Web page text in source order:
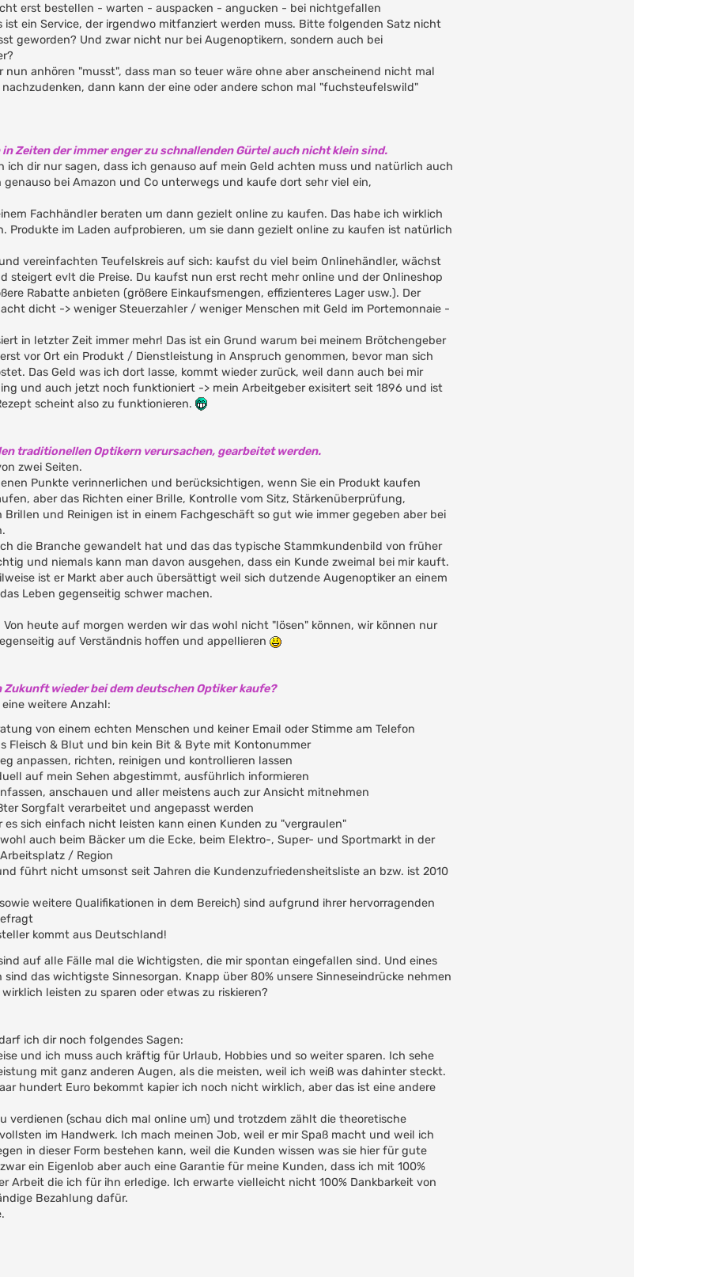
erst bestellen - warten - auspacken - angucken - bei nichtgefallen
ein Service, der irgendwo mitfanziert werden muss. Bitte folgenden Satz nicht
geworden? Und zwar nicht nur bei Augenoptikern, sondern auch bei
anhören "musst", dass man so teuer wäre ohne aber anscheinend nicht mal
dann kann der eine oder andere schon mal "fuchsteufelswild"
Zeiten der immer enger zu schnallenden Gürtel auch nicht klein sind.
ich dir nur sagen, dass ich genauso auf mein Geld achten muss und natürlich auch
bei Amazon und Co unterwegs und kaufe dort sehr viel ein,
Fachhändler beraten um dann gezielt online zu kaufen. Das habe ich wirklich
Produkte im Laden aufprobieren, um sie dann gezielt online zu kaufen ist natürlich
vereinfachten Teufelskreis auf sich: kaufst du viel beim Onlinehändler, wächst
steigert evlt die Preise. Du kaufst nun erst recht mehr online und der Onlineshop
Rabatte anbieten (größere Einkaufsmengen, effizienteres Lager usw.). Der
dicht -> weniger Steuerzahler / weniger Menschen mit Geld im Portemonnaie -
in letzter Zeit immer mehr! Das ist ein Grund warum bei meinem Brötchengeber
vor Ort ein Produkt / Dienstleistung in Anspruch genommen, bevor man sich
Das Geld was ich dort lasse, kommt wieder zurück, weil dann auch bei mir
und auch jetzt noch funktioniert -> mein Arbeitgeber exisitert seit 1896 und ist
scheint also zu funktionieren.
traditionellen Optikern verursachen, gearbeitet werden.
zwei Seiten.
Punkte verinnerlichen und berücksichtigen, wenn Sie ein Produkt kaufen
aber das Richten einer Brille, Kontrolle vom Sitz, Stärkenüberprüfung,
und Reinigen ist in einem Fachgeschäft so gut wie immer gegeben aber bei
die Branche gewandelt hat und das das typische Stammkundenbild von früher
und niemals kann man davon ausgehen, dass ein Kunde zweimal bei mir kauft.
ist er Markt aber auch übersättigt weil sich dutzende Augenoptiker an einem
Leben gegenseitig schwer machen.
heute auf morgen werden wir das wohl nicht "lösen" können, wir können nur
auf Verständnis hoffen und appellieren
Zukunft wieder bei dem deutschen Optiker kaufe?
weitere Anzahl:
von einem echten Menschen und keiner Email oder Stimme am Telefon
Fleisch & Blut und bin kein Bit & Byte mit Kontonummer
anpassen, richten, reinigen und kontrollieren lassen
auf mein Sehen abgestimmt, ausführlich informieren
anschauen und aller meistens auch zur Ansicht mitnehmen
Sorgfalt verarbeitet und angepasst werden
sich einfach nicht leisten kann einen Kunden zu "vergraulen"
auch beim Bäcker um die Ecke, beim Elektro-, Super- und Sportmarkt in der
/ Region
führt nicht umsonst seit Jahren die Kundenzufriedensheitsliste an bzw. ist 2010
weitere Qualifikationen in dem Bereich) sind aufgrund ihrer hervorragenden
kommt aus Deutschland!
auf alle Fälle mal die Wichtigsten, die mir spontan eingefallen sind. Und eines
das wichtigste Sinnesorgan. Knapp über 80% unsere Sinneseindrücke nehmen
leisten zu sparen oder etwas zu riskieren?
ich dir noch folgendes Sagen:
und ich muss auch kräftig für Urlaub, Hobbies und so weiter sparen. Ich sehe
mit ganz anderen Augen, als die meisten, weil ich weiß was dahinter steckt.
hundert Euro bekommt kapier ich noch nicht wirklich, aber das ist eine andere
verdienen (schau dich mal online um) und trotzdem zählt die theoretische
im Handwerk. Ich mach meinen Job, weil er mir Spaß macht und weil ich
in dieser Form bestehen kann, weil die Kunden wissen was sie hier für gute
ein Eigenlob aber auch eine Garantie für meine Kunden, dass ich mit 100%
Arbeit die ich für ihn erledige. Ich erwarte vielleicht nicht 100% Dankbarkeit von
Bezahlung dafür.